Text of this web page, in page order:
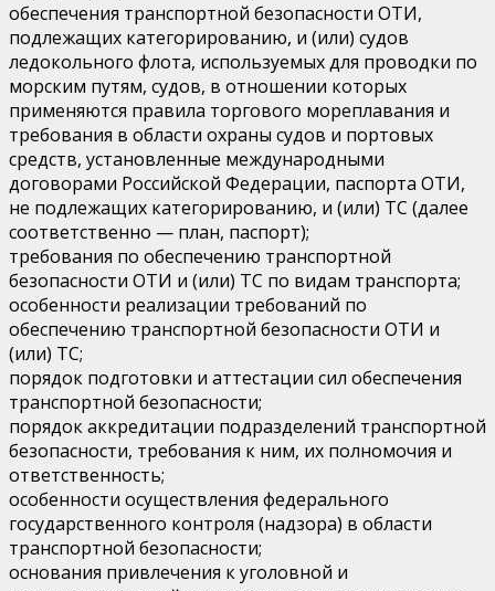
обеспечения транспортной безопасности ОТИ,
подлежащих категорированию, и (или) судов
ледокольного флота, используемых для проводки по
морским путям, судов, в отношении которых
применяются правила торгового мореплавания и
требования в области охраны судов и портовых
средств, установленные международными
договорами Российской Федерации, паспорта ОТИ,
не подлежащих категорированию, и (или) ТС (далее
соответственно — план, паспорт);
требования по обеспечению транспортной
безопасности ОТИ и (или) ТС по видам транспорта;
особенности реализации требований по
обеспечению транспортной безопасности ОТИ и
(или) ТС;
порядок подготовки и аттестации сил обеспечения
транспортной безопасности;
порядок аккредитации подразделений транспортной
безопасности, требования к ним, их полномочия и
ответственность;
особенности осуществления федерального
государственного контроля (надзора) в области
транспортной безопасности;
основания привлечения к уголовной и